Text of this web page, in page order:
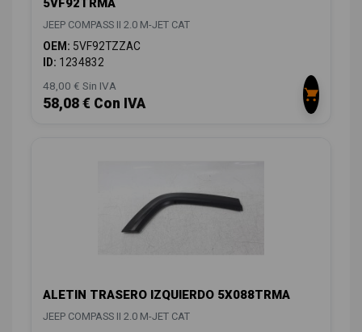
5VF92TRMA
JEEP COMPASS II 2.0 M-JET CAT
OEM: 5VF92TZZAC
ID: 1234832
48,00 € Sin IVA
58,08 € Con IVA
ALETIN TRASERO IZQUIERDO 5X088TRMA
JEEP COMPASS II 2.0 M-JET CAT